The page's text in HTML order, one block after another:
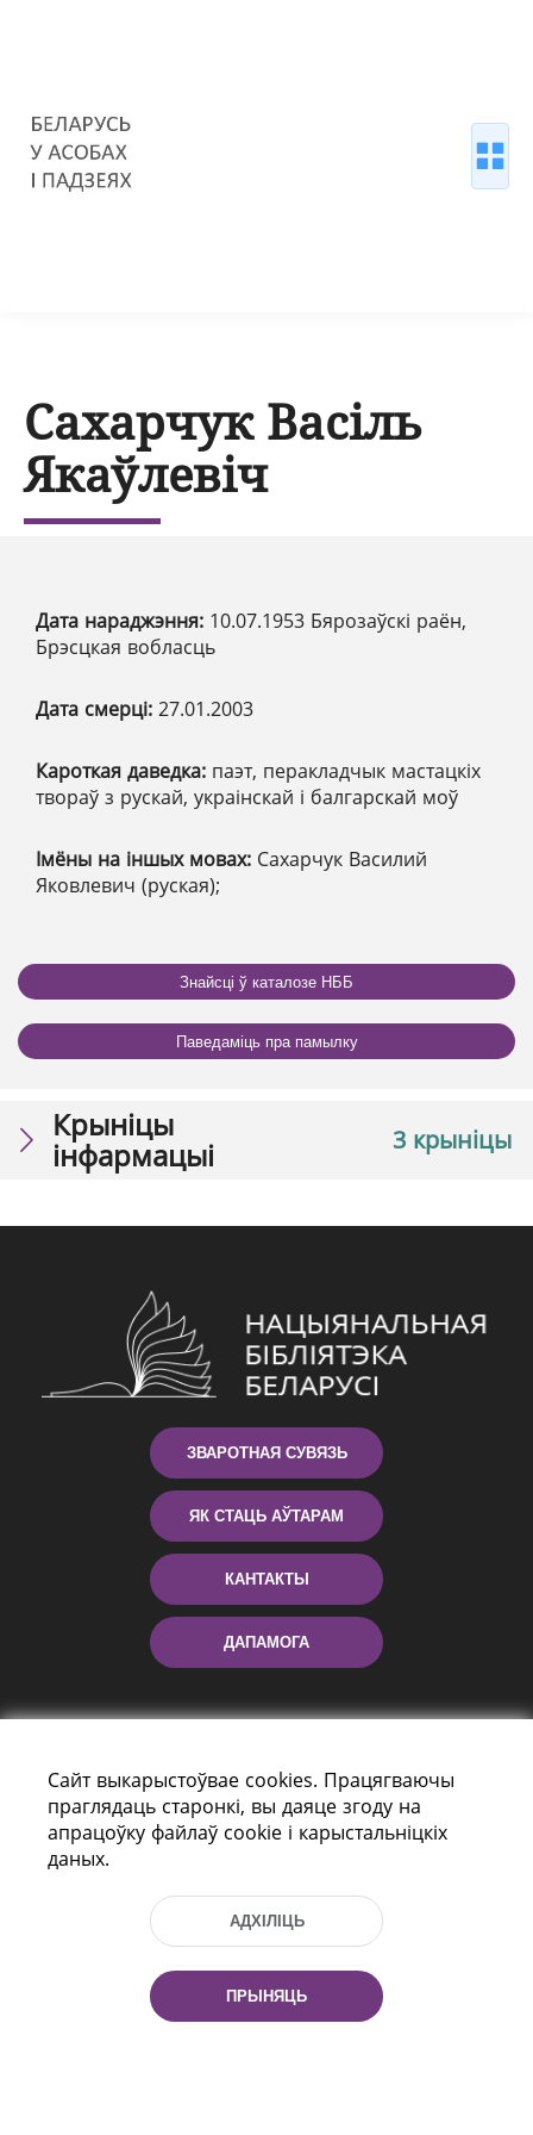
Сахарчук Васіль
Якаўлевіч
Дата нараджэння: 10.07.1953 Бярозаўскі раён,
Брэсцкая вобласць
Дата смерці: 27.01.2003
Кароткая даведка: паэт, перакладчык мастацкіх
твораў з рускай, украінскай і балгарскай моў
Імёны на іншых мовах: Сахарчук Василий
Яковлевич (руская);
Знайсці ў каталозе НББ
Паведаміць пра памылку
3 крыніцы
Крыніцы
інфармацыі
ЗВАРОТНАЯ СУВЯЗЬ
ЯК СТАЦЬ АЎТАРАМ
КАНТАКТЫ
ДАПАМОГА
праспект Незалежнасці 116
г. Мiнск, Рэспубліка Беларусь, 220114
Тэл.: (+375 17) 368 37 37, Факс: (+375 17)
Эл. пошта: inbox@nlb.by
Сайт выкарыстоўвае cookies. Працягваючы
праглядаць старонкі, вы даяце згоду на
апрацоўку файлаў cookie і карыстальніцкіх
даных.
АДХІЛІЦЬ
ПРЫНЯЦЬ